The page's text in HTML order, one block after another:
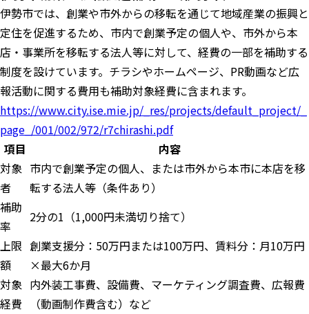
伊勢市では、創業や市外からの移転を通じて地域産業の振興と
定住を促進するため、市内で創業予定の個人や、市外から本
店・事業所を移転する法人等に対して、経費の一部を補助する
制度を設けています。チラシやホームページ、PR動画など広
報活動に関する費用も補助対象経費に含まれます。
https://www.city.ise.mie.jp/_res/projects/default_project/_
page_/001/002/972/r7chirashi.pdf
項目
内容
対象
者
市内で創業予定の個人、または市外から本市に本店を移
転する法人等（条件あり）
補助
率
2分の1（1,000円未満切り捨て）
上限
額
創業支援分：50万円または100万円、賃料分：月10万円
×最大6か月
対象
経費
内外装工事費、設備費、マーケティング調査費、広報費
（動画制作費含む）など